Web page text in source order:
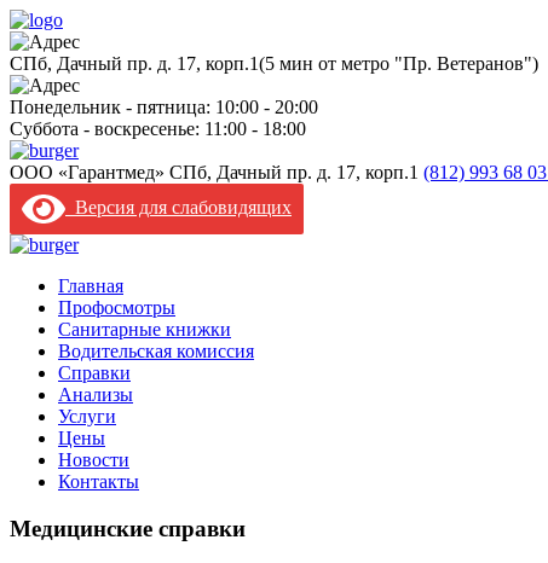
CПб, Дачный пр. д. 17, корп.1(5 мин от метро "Пр. Ветеранов")
Понедельник - пятница: 10:00 - 20:00
Суббота - воскресенье: 11:00 - 18:00
ООО «Гарантмед» CПб, Дачный пр. д. 17, корп.1 (812) 993 68 03
Версия для слабовидящих
Главная
Профосмотры
Санитарные книжки
Водительская комиссия
Справки
Анализы
Услуги
Цены
Новости
Контакты
Медицинские справки